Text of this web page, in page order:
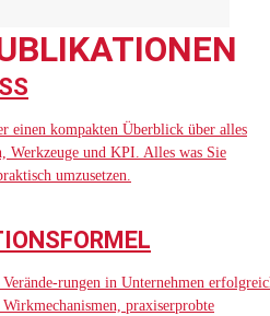
einen kompakten Überblick über alles
Werkzeuge und KPI. Alles was Sie
umzusetzen.
rungen in Unternehmen
praxiserprobte